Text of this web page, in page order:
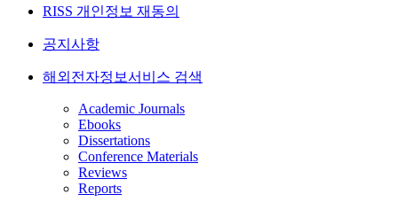
RISS 개인정보 재동의
공지사항
해외전자정보서비스 검색
Academic Journals
Ebooks
Dissertations
Conference Materials
Reviews
Reports